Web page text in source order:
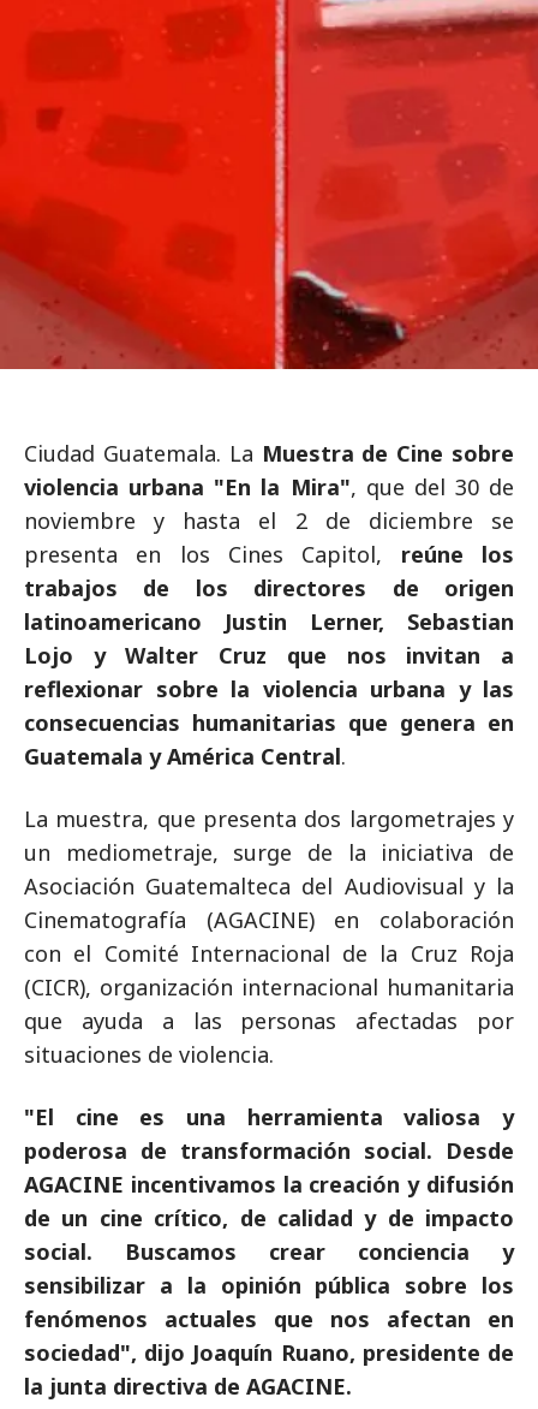
Ciudad Guatemala. La Muestra de Cine sobre
violencia urbana "En la Mira", que del 30 de
noviembre y hasta el 2 de diciembre se
presenta en los Cines Capitol, reúne los
trabajos de los directores de origen
latinoamericano Justin Lerner, Sebastian
Lojo y Walter Cruz que nos invitan a
reflexionar sobre la violencia urbana y las
consecuencias humanitarias que genera en
Guatemala y América Central.
La muestra, que presenta dos largometrajes y
un mediometraje, surge de la iniciativa de
Asociación Guatemalteca del Audiovisual y la
Cinematografía (AGACINE) en colaboración
con el Comité Internacional de la Cruz Roja
(CICR), organización internacional humanitaria
que ayuda a las personas afectadas por
situaciones de violencia.
"El cine es una herramienta valiosa y
poderosa de transformación social. Desde
AGACINE incentivamos la creación y difusión
de un cine crítico, de calidad y de impacto
social. Buscamos crear conciencia y
sensibilizar a la opinión pública sobre los
fenómenos actuales que nos afectan en
sociedad", dijo Joaquín Ruano, presidente de
la junta directiva de AGACINE.